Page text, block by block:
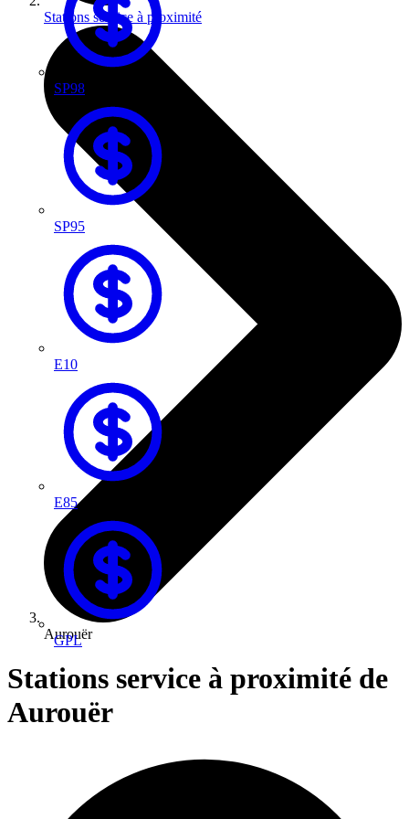
SP98
SP95
E10
E85
GPL
Stations service à proximité
Aurouër
Stations service à proximité de
Aurouër